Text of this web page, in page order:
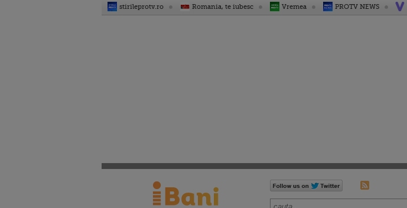
stirileprotv.ro Romania, te iubesc Vremea PROTV NEWS